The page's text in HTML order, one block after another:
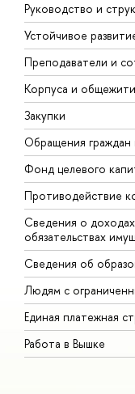
Руководство и
Устойчивое
Преподаватели и
Корпуса и
Закупки
Обращения
Фонд целевого
Противодействие
Сведения о
обязательствах
Сведения об
Людям с
Единая платежная
Работа в Вышке